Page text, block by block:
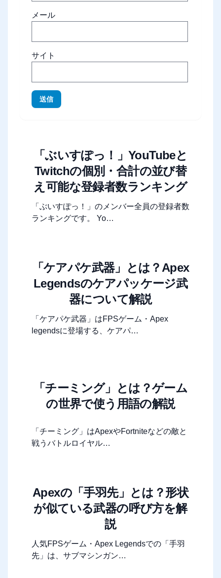
メール
サイト
送信
「ぶいすぽっ！」YouTubeと
Twitchの個別・合計の並び替
え可能な登録者数ランキング
「ぶいすぽっ！」のメンバー全員の登録者数
ランキングです。 Yo…
「ケアパケ武器」とは？Apex
Legendsのケアパッケージ武
器について解説
「ケアパケ武器」はFPSゲーム・Apex
legendsに登場する、ケアパ…
「チーミング」とは？ゲーム
の世界で使う用語の解説
「チーミング」はApexやFortniteなどの敵と
戦うバトルロイヤル…
Apexの「手羽先」とは？形状
が似ている武器の呼び方を解
説
人気FPSゲーム・Apex Legendsでの「手羽
先」は、サブマシンガン…